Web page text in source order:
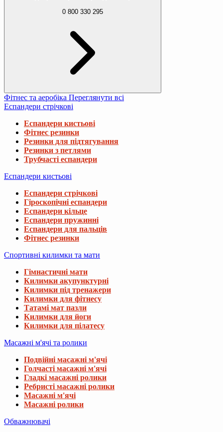
0 800 330 295
Фітнес та аеробіка Переглянути всі
Еспандери стрічкові
Еспандери кистьові
Фітнес резинки
Резинки для підтягування
Резинки з петлями
Трубчасті еспандери
Еспандери кистьові
Еспандери стрічкові
Гіроскопічні еспандери
Еспандери кільце
Еспандери пружинні
Еспандери для пальців
Фітнес резинки
Спортивні килимки та мати
Гімнастичні мати
Килимки акупунктурні
Килимки під тренажери
Килимки для фітнесу
Татамі мат пазли
Килимки для йоги
Килимки для пілатесу
Масажні м'ячі та ролики
Подвійні масажні м'ячі
Голчасті масажні м'ячі
Гладкі масажні ролики
Ребристі масажні ролики
Масажні м'ячі
Масажні ролики
Обважнювачі